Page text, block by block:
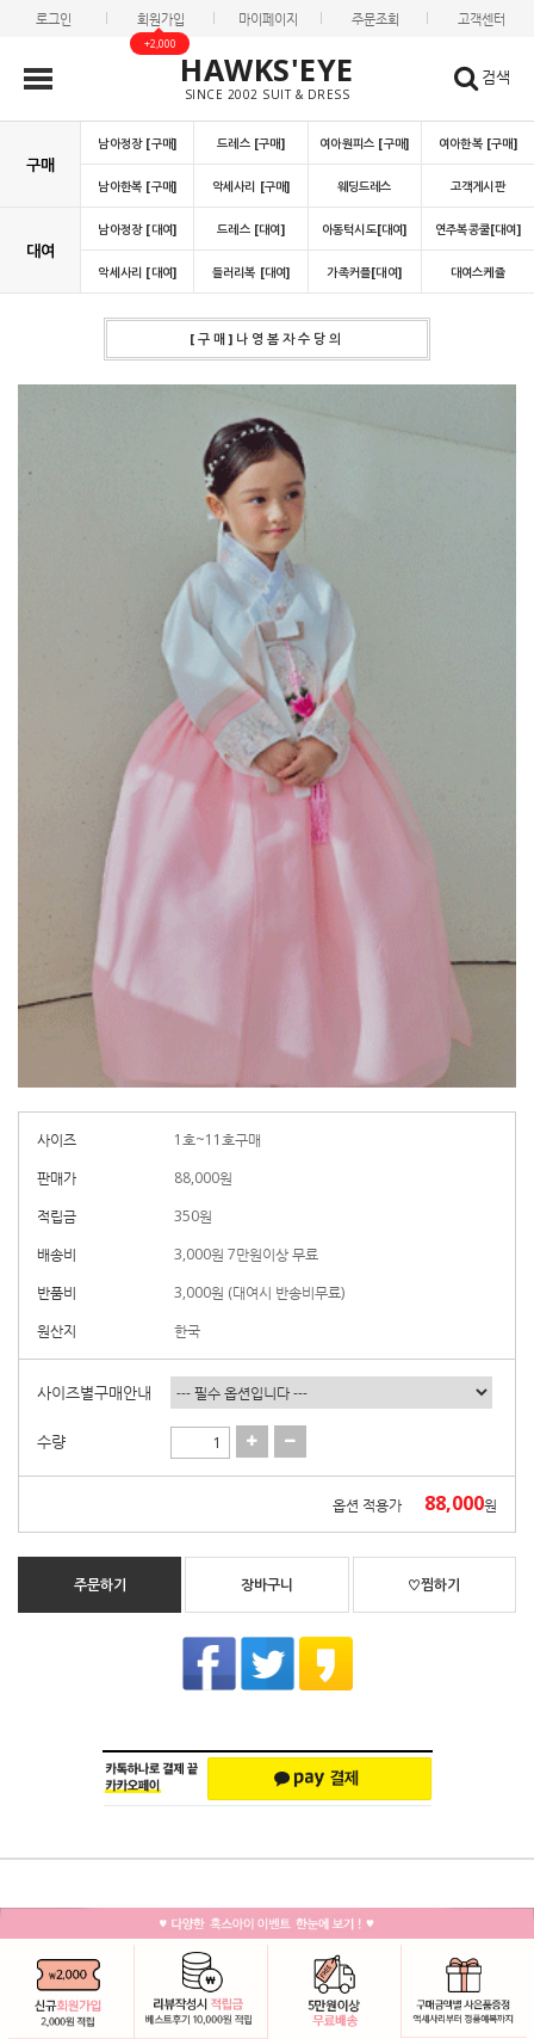
로그인 회원가입
+2,000
마이페이지 주문조회 고객센터
HAWKS'EYE
SINCE 2002 SUIT & DRESS
검색
구매
남아정장 [구매] 드레스 [구매] 여아원피스 [구매] 여아한복 [구매]
남아한복 [구매] 악세사리 [구매] 웨딩드레스 고객게시판
대여
남아정장 [대여] 드레스 [대여] 아동턱시도[대여] 연주복콩쿨[대여]
악세사리 [대여] 들러리복 [대여] 가족커플[대여] 대여스케쥴
[구매]나영봄자수당의
사이즈
1호~11호구매
판매가
88,000원
적립금
350원
배송비
3,000원 7만원이상 무료
반품비
3,000원 (대여시 반송비무료)
원산지
한국
사이즈별구매안내
수량
옵션 적용가 88,000원
주문하기 장바구니 ♡찜하기